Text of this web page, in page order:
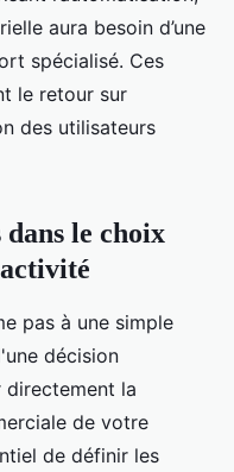
aura besoin d’une
spécialisé. Ces
le retour sur
des utilisateurs
le choix
pas à une simple
décision
directement la
de votre
de définir les